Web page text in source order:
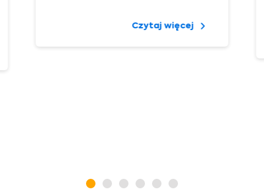
Czytaj więcej